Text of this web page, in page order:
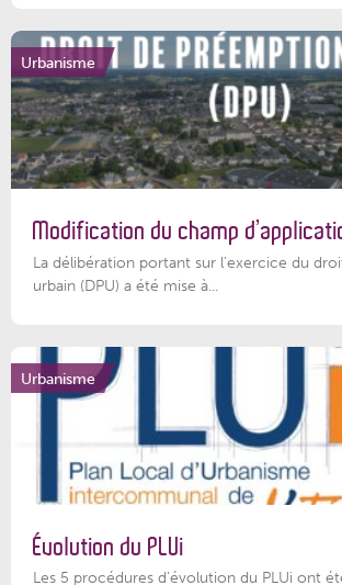
Urbanisme
Modification du champ
La délibération portant sur l’exercice du
urbain (DPU) a été mise à...
Urbanisme
Évolution du PLUi
Les 5 procédures d’évolution du PLUi ont